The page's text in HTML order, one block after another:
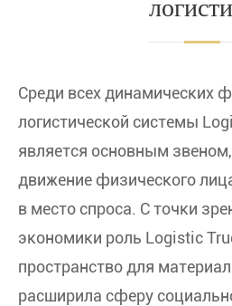
Среди всех динамических
логистической системы
является основным
движение физического
в место спроса. С точки
экономики роль Logistic
пространство для
расширила сферу